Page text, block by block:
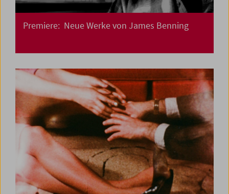
Premiere: Neue Werke von James Benning